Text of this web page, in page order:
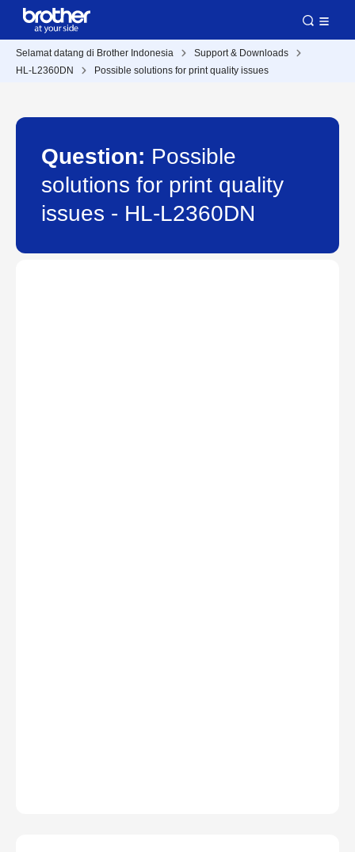
Selamat datang di Brother Indonesia
Support & Downloads
HL-L2360DN
Possible solutions for print quality issues
Question: Possible
solutions for print quality
issues - HL-L2360DN